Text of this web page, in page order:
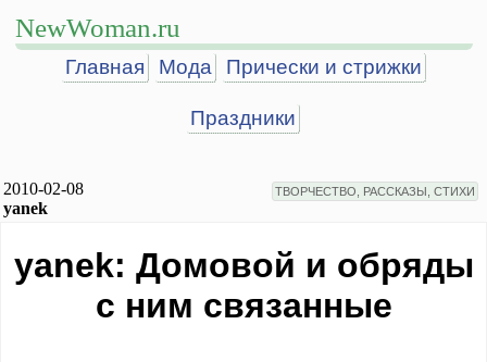
NewWoman.ru
Главная Мода Прически и стрижки
Праздники
2010-02-08
yanek
ТВОРЧЕСТВО, РАССКАЗЫ, СТИХИ
yanek: Домовой и обряды
с ним связанные